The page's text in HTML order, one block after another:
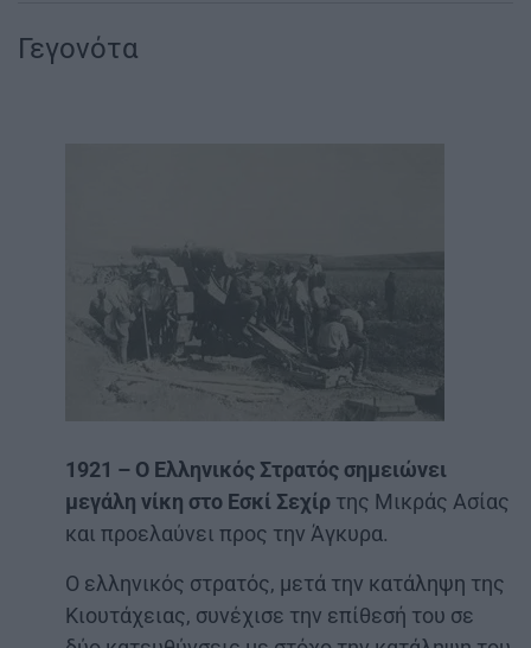
Γεγονότα
1921 – Ο Ελληνικός Στρατός σημειώνει
μεγάλη νίκη στο Εσκί Σεχίρ της Μικράς Ασίας
και προελαύνει προς την Άγκυρα.
Ο ελληνικός στρατός, μετά την κατάληψη της
Κιουτάχειας, συνέχισε την επίθεσή του σε